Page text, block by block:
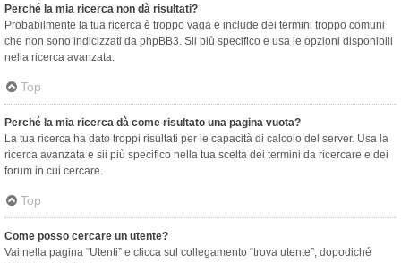
Perché la mia ricerca non dà risultati?
Probabilmente la tua ricerca è troppo vaga e include dei termini troppo comuni
che non sono indicizzati da phpBB3. Sii più specifico e usa le opzioni disponibili
nella ricerca avanzata.
Top
Perché la mia ricerca dà come risultato una pagina vuota?
La tua ricerca ha dato troppi risultati per le capacità di calcolo del server. Usa la
ricerca avanzata e sii più specifico nella tua scelta dei termini da ricercare e dei
forum in cui cercare.
Top
Come posso cercare un utente?
Vai nella pagina “Utenti” e clicca sul collegamento “trova utente”, dopodiché